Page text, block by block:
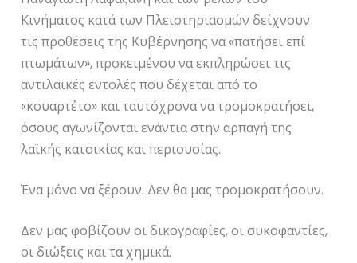
Κινήματος κατά των Πλειστηριασμών δείχνουν
τις προθέσεις της Κυβέρνησης να «πατήσει επί
πτωμάτων», προκειμένου να εκπληρώσει τις
αντιλαϊκές εντολές που δέχεται από το
«κουαρτέτο» και ταυτόχρονα να τρομοκρατήσει,
όσους αγωνίζονται ενάντια στην αρπαγή της
λαϊκής κατοικίας και περιουσίας.
Ένα μόνο να ξέρουν. Δεν θα μας τρομοκρατήσουν.
Δεν μας φοβίζουν οι δικογραφίες, οι συκοφαντίες,
οι διώξεις και τα χημικά.